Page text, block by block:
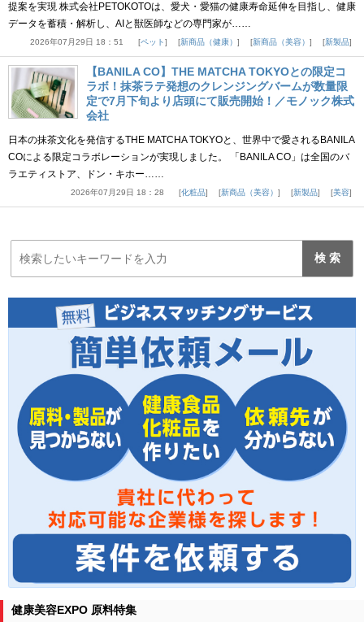
提案を実現 株式会社PETOKOTOは、愛犬・愛猫の健康寿命延伸を目指し、健康
データを蓄積・解析し、AIと獣医師などの専門家が……
2026年07月29日 18：51 ペット 新商品（健康） 新商品（美容） 新製品
【BANILA CO】THE MATCHA TOKYOとの限定コ
ラボ！抹茶ラテ発想のクレンジングバームが数量限
定で7月下旬より店頭にて販売開始！／モノック株式
会社
日本の抹茶文化を発信するTHE MATCHA TOKYOと、世界中で愛されるBANILA
COによる限定コラボレーションが実現しました。 「BANILA CO」は全国のバ
ラエティストア、ドン・キホー……
2026年07月29日 18：28 化粧品 新商品（美容） 新製品 美容
健康美容EXPO 原料特集